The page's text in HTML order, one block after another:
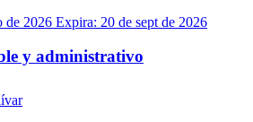
de 2026 Expira: 20 de sept de 2026
y administrativo